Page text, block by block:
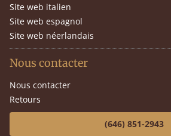
Site web italien
Site web espagnol
Site web néerlandais
Nous contacter
Nous contacter
Retours
(646) 851-2943